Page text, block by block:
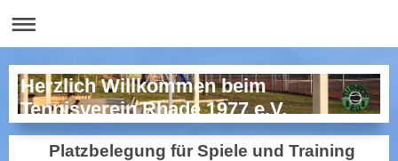
Herzlich Willkommen beim
Tennisverein Rhade 1977 e.V.
Platzbelegung für Spiele und Training